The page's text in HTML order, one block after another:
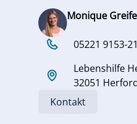
Monique Greife
05221 9153-
Lebenshilfe
32051
Kontakt